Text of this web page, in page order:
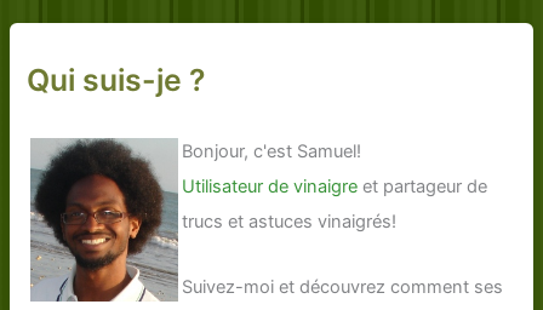
Qui suis-je ?
Bonjour, c'est Samuel!
Utilisateur de vinaigre et partageur de
trucs et astuces vinaigrés!
Suivez-moi et découvrez comment ses